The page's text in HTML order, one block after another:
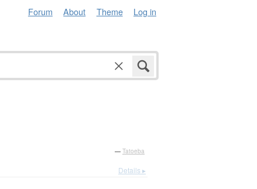
Forum About Theme Log in
— Tatoeba
Details ▸